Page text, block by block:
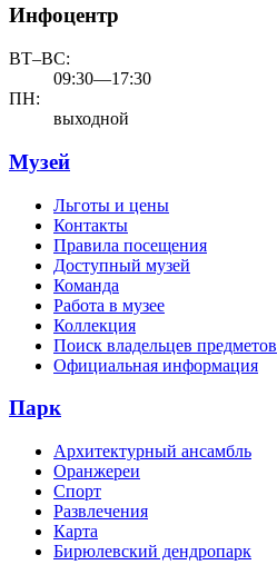
Инфоцентр
ВТ–ВС:
09:30—17:30
ПН:
выходной
Музей
Льготы и цены
Контакты
Правила посещения
Доступный музей
Команда
Работа в музее
Коллекция
Поиск владельцев предметов
Официальная информация
Парк
Архитектурный ансамбль
Оранжереи
Спорт
Развлечения
Карта
Бирюлевский дендропарк